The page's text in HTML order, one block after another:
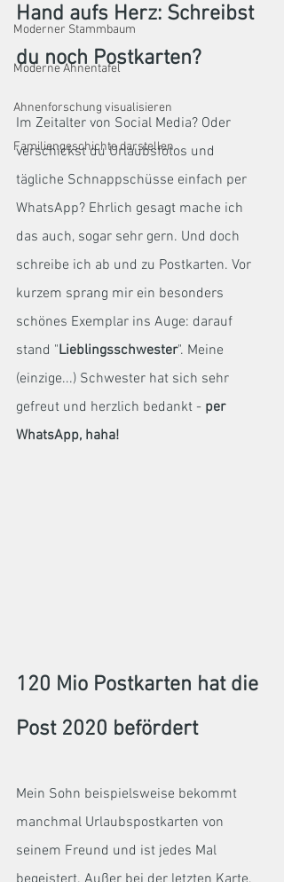
Moderner Stammbaum
Moderne Ahnentafel
Ahnenforschung visualisieren
Familiengeschichte darstellen
Hand aufs Herz: Schreibst
du noch Postkarten?
Im Zeitalter von Social Media? Oder
verschickst du Urlaubsfotos und
tägliche Schnappschüsse einfach per
WhatsApp? Ehrlich gesagt mache ich
das auch, sogar sehr gern. Und doch
schreibe ich ab und zu Postkarten. Vor
kurzem sprang mir ein besonders
schönes Exemplar ins Auge: darauf
stand "Lieblingsschwester". Meine
(einzige...) Schwester hat sich sehr
gefreut und herzlich bedankt - per
WhatsApp, haha!
120 Mio Postkarten hat die
Post 2020 befördert
Mein Sohn beispielsweise bekommt
manchmal Urlaubspostkarten von
seinem Freund und ist jedes Mal